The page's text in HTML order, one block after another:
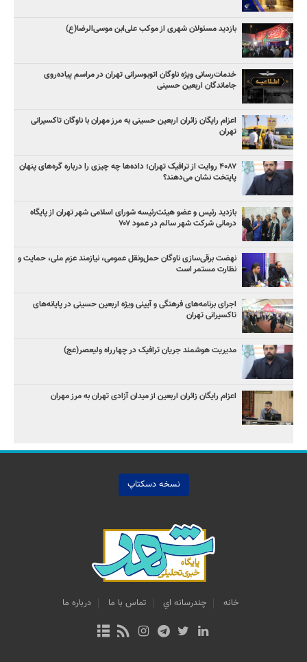
بازدید مسئولان شهری از موکب علی‌ابن موسی‌الرضا(ع)
خدمات‌رسانی ویژه ناوگان اتوبوسرانی تهران در مراسم پیاده‌روی
جاماندگان اربعین حسینی
اعزام رایگان زائران اربعین حسینی به مرز مهران با ناوگان تاکسیرانی
تهران
۴۰۸۷ روایت از ترافیک تهران؛ داده‌ها چه چیزی را درباره گره‌های پنهان
پایتخت نشان می‌دهند؟
بازدید رئیس و عضو هیئت‌رئیسه شورای اسلامی شهر تهران از پایگاه
درمانی شرکت شهر سالم در عمود ۷۰۷
نهضت برقی‌سازی ناوگان حمل‌ونقل عمومی، نیازمند عزم ملی، حمایت و
نظارت مستمر است
اجرای برنامه‌های فرهنگی و آیینی ویژه اربعین حسینی در پایانه‌های
تاکسیرانی تهران
مدیریت هوشمند جریان ترافیک در چهارراه ولیعصر(عج)
اعزام رایگان زائران اربعین از میدان آزادی تهران به مرز مهران
نسخه دسکتاپ
خانه چندرسانه اي تماس با ما درباره ما